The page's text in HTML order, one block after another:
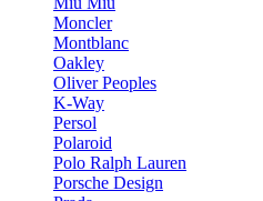
Moncler
Montblanc
Oakley
Oliver Peoples
K-Way
Persol
Polaroid
Polo Ralph Lauren
Porsche Design